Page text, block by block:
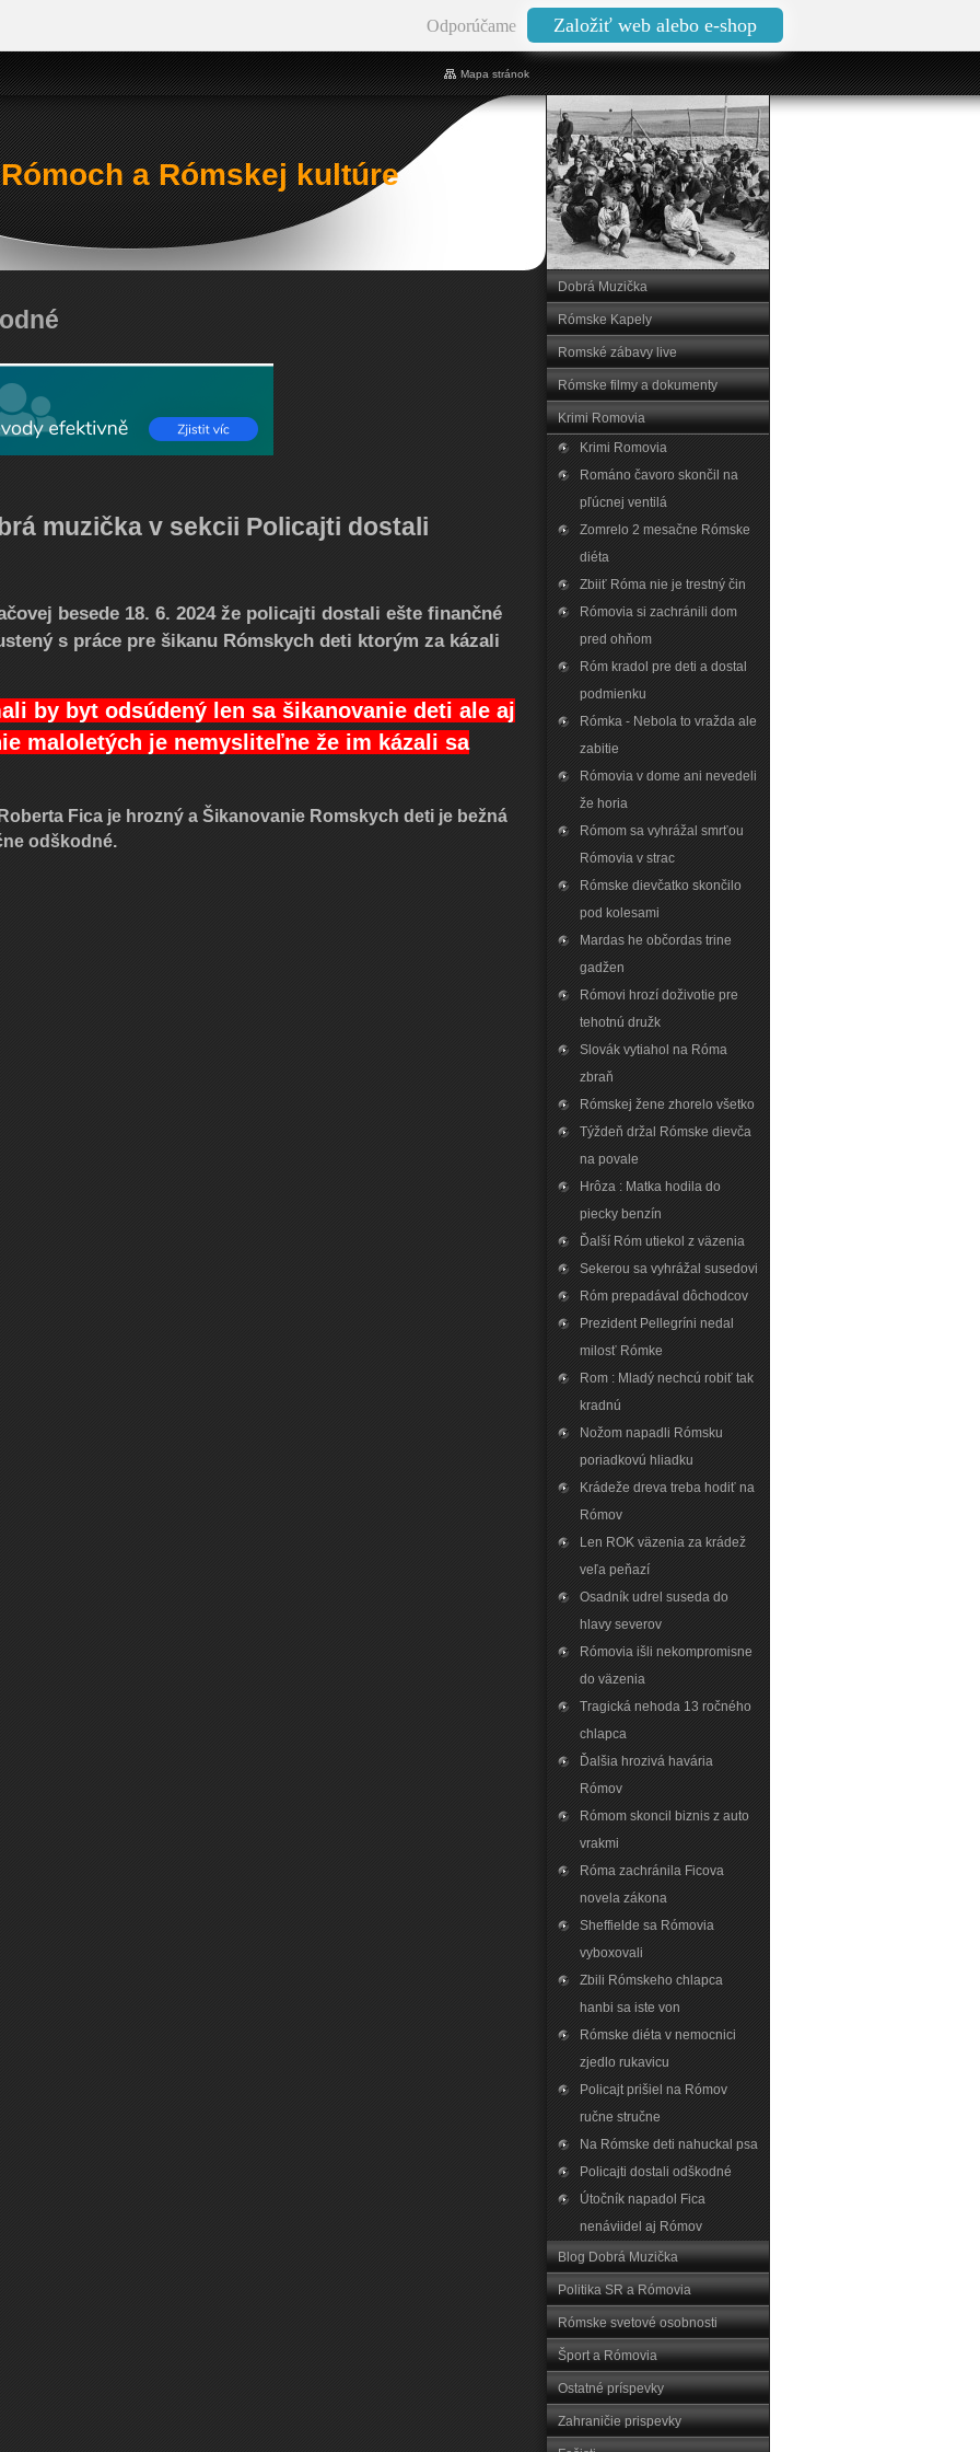
Odporúčame Založiť web alebo e-shop
a Rómskej kultúre
Mapa stránok
muzička v sekcii Policajti dostali
besede 18. 6. 2024 že policajti dostali ešte finančné
s práce pre šikanu Rómskych deti ktorým za kázali
by byt odsúdený len sa šikanovanie deti ale aj
maloletých je nemysliteľne že im kázali sa
Fica je hrozný a Šikanovanie Romskych deti je bežná
odškodné.
Dobrá Muzička
Rómske Kapely
Romské zábavy live
Rómske filmy a dokumenty
Krimi Romovia
Krimi Romovia
Románo čavoro skončil na
pľúcnej ventilá
Zomrelo 2 mesačne Rómske
diéta
Zbiiť Róma nie je trestný čin
Rómovia si zachránili dom
pred ohňom
Róm kradol pre deti a dostal
podmienku
Rómka - Nebola to vražda ale
zabitie
Rómovia v dome ani nevedeli
že horia
Rómom sa vyhrážal smrťou
Rómovia v strac
Rómske dievčatko skončilo
pod kolesami
Mardas he občordas trine
gadžen
Rómovi hrozí doživotie pre
tehotnú družk
Slovák vytiahol na Róma
zbraň
Rómskej žene zhorelo všetko
Týždeň držal Rómske dievča
na povale
Hrôza : Matka hodila do
piecky benzín
Ďalší Róm utiekol z väzenia
Sekerou sa vyhrážal susedovi
Róm prepadával dôchodcov
Prezident Pellegríni nedal
milosť Rómke
Rom : Mladý nechcú robiť tak
kradnú
Nožom napadli Rómsku
poriadkovú hliadku
Krádeže dreva treba hodiť na
Rómov
Len ROK väzenia za krádež
veľa peňazí
Osadník udrel suseda do
hlavy severov
Rómovia išli nekompromisne
do väzenia
Tragická nehoda 13 ročného
chlapca
Ďalšia hrozivá havária
Rómov
Rómom skoncil biznis z auto
vrakmi
Róma zachránila Ficova
novela zákona
Sheffielde sa Rómovia
vyboxovali
Zbili Rómskeho chlapca
hanbi sa iste von
Rómske diéta v nemocnici
zjedlo rukavicu
Policajt prišiel na Rómov
ručne stručne
Na Rómske deti nahuckal psa
Policajti dostali odškodné
Útočník napadol Fica
nenáviidel aj Rómov
Blog Dobrá Muzička
Politika SR a Rómovia
Rómske svetové osobnosti
Šport a Rómovia
Ostatné príspevky
Zahraničie prispevky